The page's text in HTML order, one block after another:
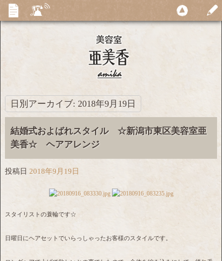
日別アーカイブ: 2018年9月19日
結婚式およばれスタイル ☆新潟市東区美容室亜
美香☆ ヘアアレンジ
投稿日 2018年9月19日
スタイリストの蓑輪です☆
日曜日にヘアセットでいらっしゃったお客様のスタイルです。